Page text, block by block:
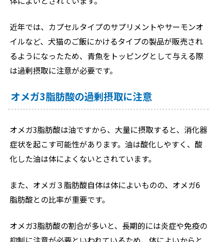
近年では、カプセルタイプのサプリメントやサーモンオ
イルなど、犬猫のご飯にかけるタイプの製品が販売され
るようになったため、青魚をトッピングとして与える際
は過剰摂取に注意が必要です。
オメガ3脂肪酸の過剰摂取に注意
オメガ3脂肪酸は油ですから、大量に摂取すると、消化器
症状を起こす可能性があります。油は酸化しやすく、酸
化した油は体によくないとされています。
また、オメガ３脂肪酸自体は体によいものの、オメガ6
脂肪酸との比率が重要です。
オメガ3脂肪酸の割合が多いと、長期的には炎症や免疫の